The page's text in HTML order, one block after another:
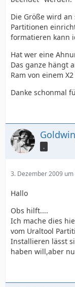
Die Größe wird
Partitionen
formatieren kann
Hat wer eine
Das ganze hängt
Ram von einem
Danke schonmal
.
3. Dezember 2009 um
Hallo
Obs hilft....
Ich mache dies
vom Uraltool
Installieren lässt
haben will,aber